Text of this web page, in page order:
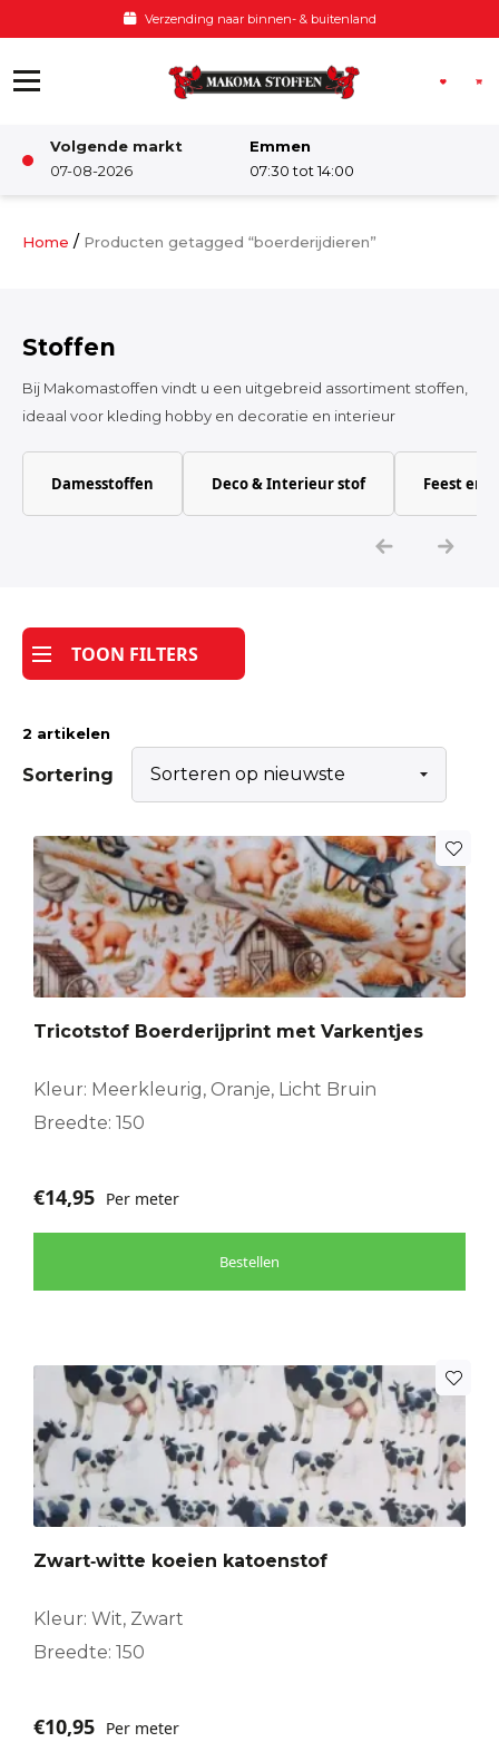
Voor 12:00 besteld, zelfde dag verzonden
Volgende markt
07-08-2026
Emmen
07:30 tot 14:00
Damesstoffen
Katoen
Tijdpakker stof
Home / Producten getagged “boerderijdieren”
Stoffen
Bij Makomastoffen vindt u een uitgebreid assortiment stoffen,
ideaal voor kleding hobby en decoratie en interieur
Damesstoffen Deco & Interieur stof Feest en
TOON FILTERS
2 artikelen
Sortering
Tricotstof Boerderijprint met Varkentjes
Kleur: Meerkleurig, Oranje, Licht Bruin
Breedte: 150
€14,95 Per meter
Bestellen
Zwart‑witte koeien katoenstof
Kleur: Wit, Zwart
Breedte: 150
€10,95 Per meter